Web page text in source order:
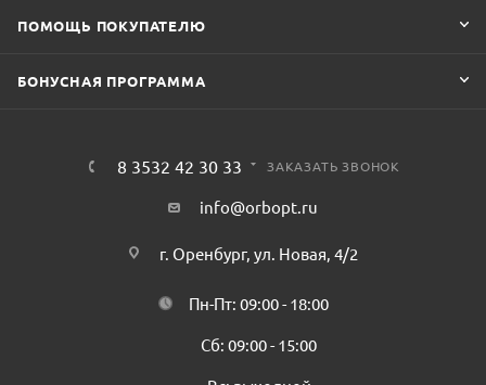
ПОМОЩЬ ПОКУПАТЕЛЮ
БОНУСНАЯ ПРОГРАММА
8 3532 42 30 33 ЗАКАЗАТЬ ЗВОНОК
info@orbopt.ru
г. Оренбург, ул. Новая, 4/2
Пн-Пт: 09:00 - 18:00
Сб: 09:00 - 15:00